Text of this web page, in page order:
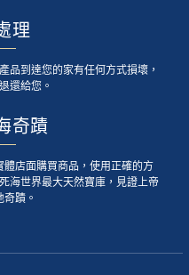
理
品到達您的家有任何方式損壞，
還給您。
奇蹟
店面購買商品，使用正確的方
海世界最大天然寶庫，見證上帝
奇蹟。